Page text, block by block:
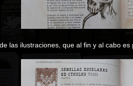
las ilustraciones, que al fin y al cabo